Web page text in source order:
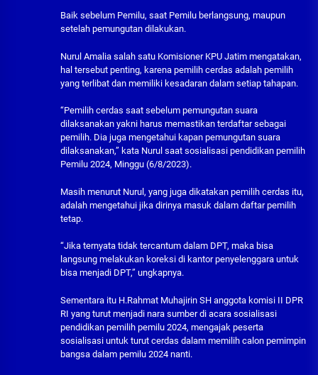
Baik sebelum Pemilu, saat Pemilu berlangsung, maupun
setelah pemungutan dilakukan.
Nurul Amalia salah satu Komisioner KPU Jatim mengatakan,
hal tersebut penting, karena pemilih cerdas adalah pemilih
yang terlibat dan memiliki kesadaran dalam setiap tahapan.
“Pemilih cerdas saat sebelum pemungutan suara
dilaksanakan yakni harus memastikan terdaftar sebagai
pemilih. Dia juga mengetahui kapan pemungutan suara
dilaksanakan,” kata Nurul saat sosialisasi pendidikan pemilih
Pemilu 2024, Minggu (6/8/2023).
Masih menurut Nurul, yang juga dikatakan pemilih cerdas itu,
adalah mengetahui jika dirinya masuk dalam daftar pemilih
tetap.
“Jika ternyata tidak tercantum dalam DPT, maka bisa
langsung melakukan koreksi di kantor penyelenggara untuk
bisa menjadi DPT,” ungkapnya.
Sementara itu H.Rahmat Muhajirin SH anggota komisi II DPR
RI yang turut menjadi nara sumber di acara sosialisasi
pendidikan pemilih pemilu 2024, mengajak peserta
sosialisasi untuk turut cerdas dalam memilih calon pemimpin
bangsa dalam pemilu 2024 nanti.